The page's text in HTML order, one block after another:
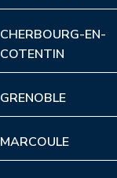
CHERBOURG-EN-
COTENTIN
GRENOBLE
MARCOULE